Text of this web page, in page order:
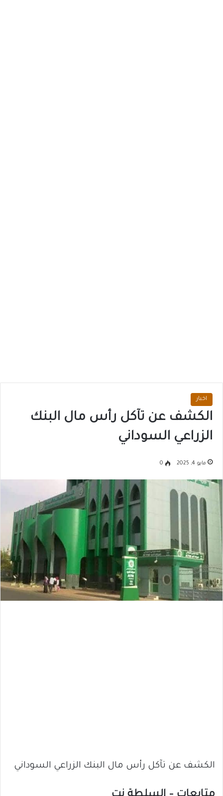
اخبار
الكشف عن تآكل رأس مال البنك
الزراعي السوداني
مايو 4, 2025 0
الكشف عن تآكل رأس مال البنك الزراعي السوداني